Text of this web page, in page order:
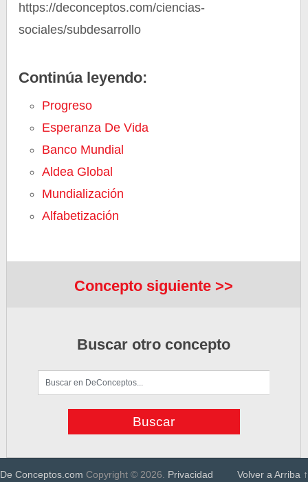
https://deconceptos.com/ciencias-
sociales/subdesarrollo
Continúa leyendo:
Progreso
Esperanza De Vida
Banco Mundial
Aldea Global
Mundialización
Alfabetización
Concepto siguiente >>
Buscar otro concepto
De Conceptos.com Copyright © 2026. Privacidad Volver a Arriba ↑